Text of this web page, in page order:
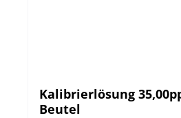
Kalibrierlösung
Beutel